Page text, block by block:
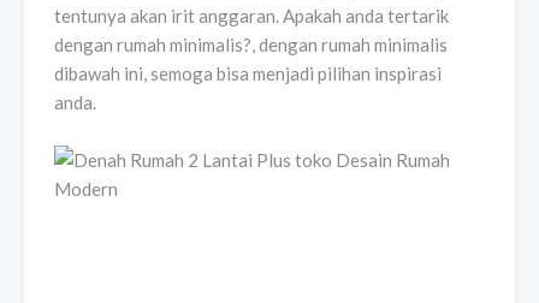
tentunya akan irit anggaran. Apakah anda tertarik
dengan rumah minimalis?, dengan rumah minimalis
dibawah ini, semoga bisa menjadi pilihan inspirasi
anda.